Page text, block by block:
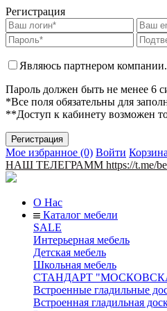
Регистрация
Являюсь партнером компании.
Пароль должен быть не менее 6
*Все поля обязательны для
**Доступ к кабинету возможен
Мое избранное (0) Войти
НАШ ТЕЛЕГРАММ https://t.me/
О Нас
Каталог мебели
SALE
Интерьерная мебель
Детская мебель
Школьная мебель
СТАНДАРТ
Встроенные гладильные
Встроенная гладильная